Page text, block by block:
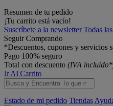
Resumen de tu pedido
¡Tu carrito está vacío!
Suscríbete a la newsletter Todas
Seguir Comprando
*Descuentos, cupones y servicios
Pago 100% seguro
Total con descuento (IVA
Ir Al Carrito
Estado de mi pedido Tiendas